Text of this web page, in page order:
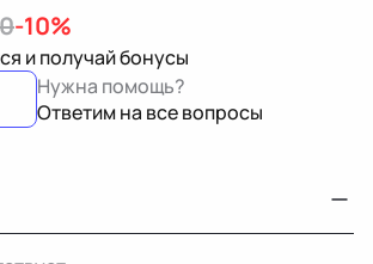
-10%
и получай бонусы
Нужна помощь?
Ответим на все вопросы